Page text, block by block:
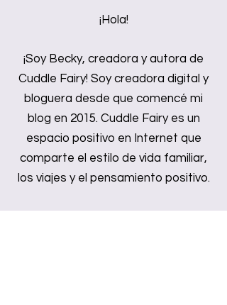
¡Hola!
¡Soy Becky, creadora y autora de
Cuddle Fairy! Soy creadora digital y
bloguera desde que comencé mi
blog en 2015. Cuddle Fairy es un
espacio positivo en Internet que
comparte el estilo de vida familiar,
los viajes y el pensamiento positivo.